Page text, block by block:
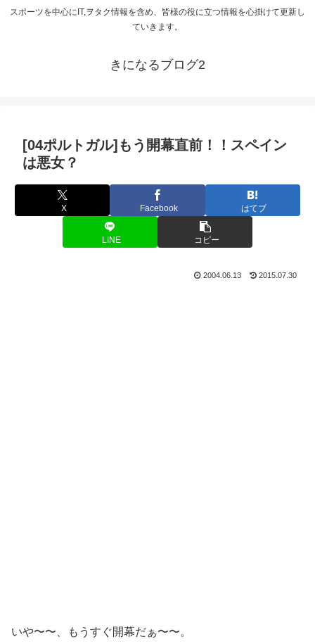
スポーツを中心にIT,ヲタク情報を含め、皆様の役に立つ情報を心掛けて更新し
ていきます。
きになるブログ2
[04ポルトガル]もう開幕直前！！スペイン
は悪女？
X Facebook はてブ
LINE コピー
2004.06.13 2015.07.30
いや〜〜、もうすぐ開幕だぁ〜〜。